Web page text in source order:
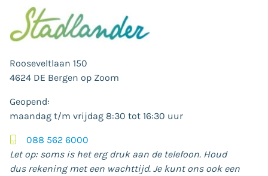
Rooseveltlaan 150
4624 DE Bergen op Zoom
Geopend:
maandag t/m vrijdag 8:30 tot 16:30 uur
088 562 6000
Let op: soms is het erg druk aan de telefoon. Houd
dus rekening met een wachttijd. Je kunt ons ook een